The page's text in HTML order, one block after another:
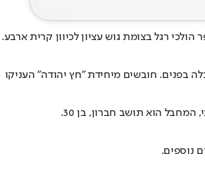
לבית החולים שערי צדק סך הכל שתי פצועות: נערה בת 17 במצב קשה עם חבלות בגפיים ונערה בת 15 במצב קל עם חבלה בפנים. חובשים מיחידת "חץ יהודה" העניקו
נוספים.